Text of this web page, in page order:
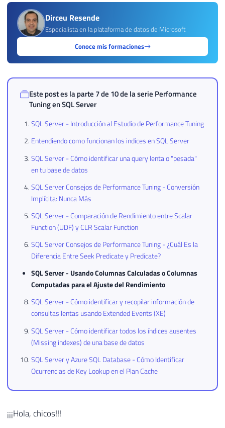
Dirceu Resende
Especialista en la plataforma de datos de Microsoft
Conoce mis formaciones
Este post es la parte 7 de 10 de la serie Performance
Tuning en SQL Server
SQL Server - Introducción al Estudio de Performance Tuning
Entendiendo como funcionan los indices en SQL Server
SQL Server - Cómo identificar una query lenta o "pesada"
en tu base de datos
SQL Server Consejos de Performance Tuning - Conversión
Implícita: Nunca Más
SQL Server - Comparación de Rendimiento entre Scalar
Function (UDF) y CLR Scalar Function
SQL Server Consejos de Performance Tuning - ¿Cuál Es la
Diferencia Entre Seek Predicate y Predicate?
SQL Server - Usando Columnas Calculadas o Columnas
Computadas para el Ajuste del Rendimiento
SQL Server - Cómo identificar y recopilar información de
consultas lentas usando Extended Events (XE)
SQL Server - Cómo identificar todos los índices ausentes
(Missing indexes) de una base de datos
SQL Server y Azure SQL Database - Cómo Identificar
Ocurrencias de Key Lookup en el Plan Cache
¡¡¡Hola, chicos!!!